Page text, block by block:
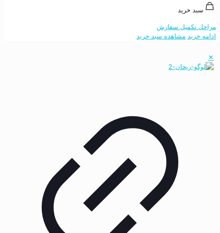
سبد خرید
مراحل تکمیل سفارش
ادامه خرید مشاهده سبد خرید
✕